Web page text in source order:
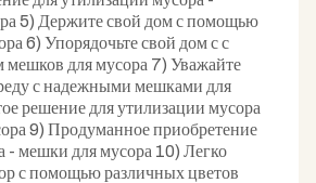
5) Держите свой дом с помощью
6) Упорядочьте свой дом с с
мешков для мусора 7) Уважайте
с надежными мешками для
решение для утилизации мусора
9) Продуманное приобретение
- мешки для мусора 10) Легко
с помощью различных цветов